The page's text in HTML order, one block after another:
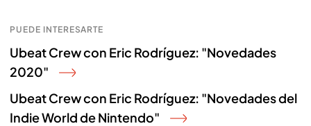
PUEDE INTERESARTE
Ubeat Crew con Eric Rodríguez: "Novedades
2020"
Ubeat Crew con Eric Rodríguez: "Novedades del
Indie World de Nintendo"